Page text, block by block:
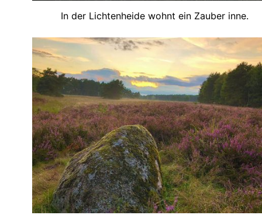
In der Lichtenheide wohnt ein Zauber inne.